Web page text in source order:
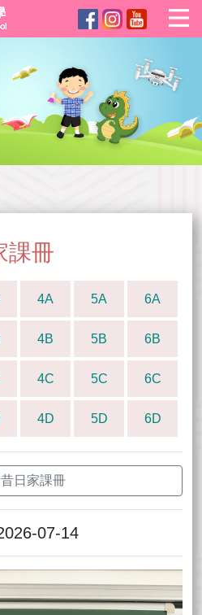
課冊
4A 5A 6A
4B 5B 6B
4C 5C 6C
4D 5D 6D
日家課冊
07-14